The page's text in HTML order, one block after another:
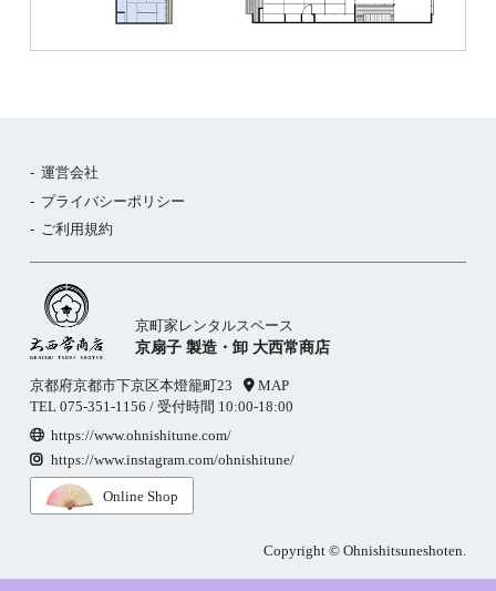
京町家レンタルスペース
京扇子 製造・卸 大西常商店
京都府京都市下京区本燈籠町23
MAP
TEL 075-351-1156 / 受付時間 10:00-18:00
https://www.ohnishitune.com/
https://www.instagram.com/ohnishitune/
Online Shop
運営会社
プライバシーポリシー
ご利用規約
Copyright © Ohnishitsuneshoten.